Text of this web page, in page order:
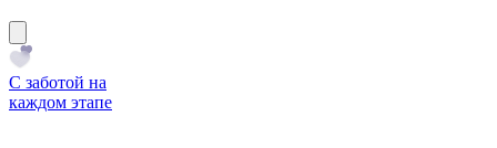
С заботой на
каждом этапе